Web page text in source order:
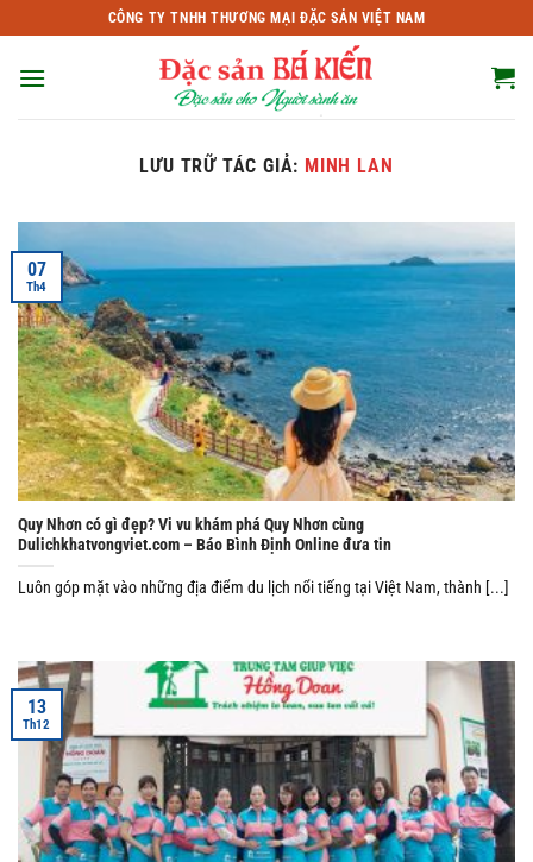
qua
nội
CÔNG TY TNHH THƯƠNG MẠI ĐẶC SẢN VIỆT NAM
LƯU TRỮ TÁC GIẢ: MINH LAN
Quy Nhơn có gì đẹp? Vi vu khám phá Quy Nhơn cùng
Dulichkhatvongviet.com – Báo Bình Định Online đưa tin
Luôn góp mặt vào những địa điểm du lịch nổi tiếng tại Việt Nam, thành [...]
07
Th4
13
Th12